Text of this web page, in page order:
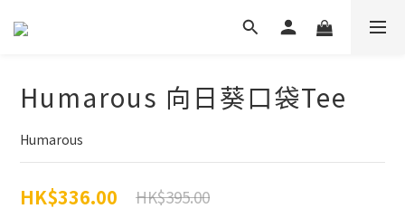
Humarous 向日葵口袋Tee
Humarous
HK$336.00 HK$395.00